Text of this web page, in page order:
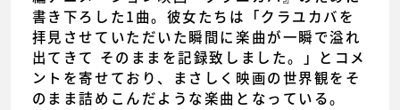
書き下ろした1曲。彼女たちは「クラユカバを
拝見させていただいた瞬間に楽曲が一瞬で溢れ
出てきて そのままを記録致しました。」とコメ
ントを寄せており、まさしく映画の世界観をそ
のまま詰めこんだような楽曲となっている。